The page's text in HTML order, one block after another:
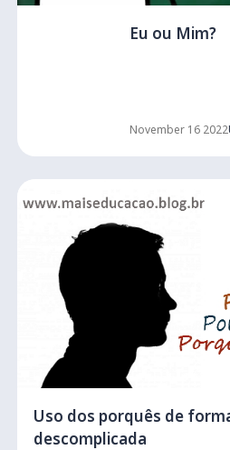
Eu ou Mim?
November 16 2022
Uso dos porquês de
descomplicada